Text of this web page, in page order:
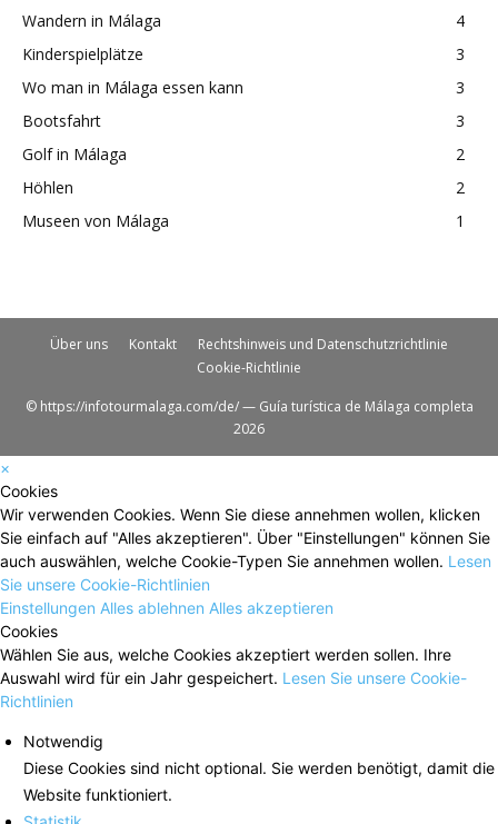
Wandern in Málaga
4
Kinderspielplätze
3
Wo man in Málaga essen kann
3
Bootsfahrt
3
Golf in Málaga
2
Höhlen
2
Museen von Málaga
1
Über uns Kontakt
Rechtshinweis und Datenschutzrichtlinie
Cookie-Richtlinie
© https://infotourmalaga.com/de/ — Guía turística de Málaga completa
2026
×
Cookies
Wir verwenden Cookies. Wenn Sie diese annehmen wollen, klicken
Sie einfach auf "Alles akzeptieren". Über "Einstellungen" können Sie
auch auswählen, welche Cookie-Typen Sie annehmen wollen. Lesen
Sie unsere Cookie-Richtlinien
Einstellungen Alles ablehnen Alles akzeptieren
Cookies
Wählen Sie aus, welche Cookies akzeptiert werden sollen. Ihre
Auswahl wird für ein Jahr gespeichert. Lesen Sie unsere Cookie-
Richtlinien
Notwendig
Diese Cookies sind nicht optional. Sie werden benötigt, damit die
Website funktioniert.